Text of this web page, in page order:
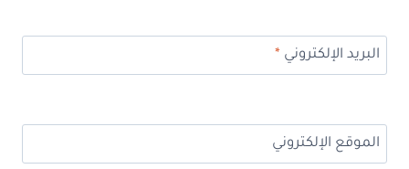
البريد الإلكتروني*
الموقع الإلكتروني